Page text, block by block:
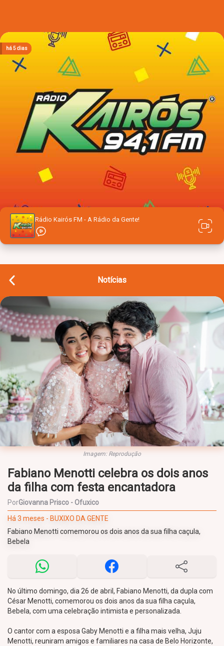
Rádio Kairós FM - A Rádio da Gente!
Notícias
Imagem: Reprodução
Fabiano Menotti celebra os dois anos
da filha com festa encantadora
PorGiovanna Prisco - Ofuxico
Há 3 meses - BUXIXO DA GENTE
Fabiano Menotti comemorou os dois anos da sua filha caçula,
Bebela
No último domingo, dia 26 de abril, Fabiano Menotti, da dupla com
César Menotti, comemorou os dois anos da sua filha caçula,
Bebela, com uma celebração intimista e personalizada.
O cantor com a esposa Gaby Menotti e a filha mais velha, Juju
Menotti, reuniram amigos e familiares na casa de Belo Horizonte,
há 2 dias
há 2 dias
há 2 dias
há 5 dias
há 5 dias